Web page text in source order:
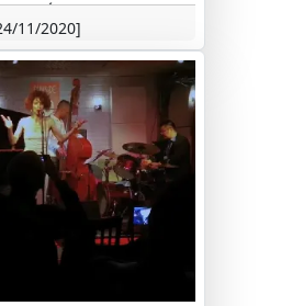
DE MÉDICAMENTS A
donc pas bon à
donc i...
11/2020]